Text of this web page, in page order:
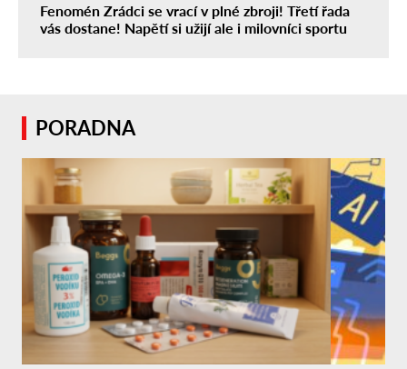
Fenomén Zrádci se vrací v plné zbroji! Třetí řada
vás dostane! Napětí si užijí ale i milovníci sportu
PORADNA